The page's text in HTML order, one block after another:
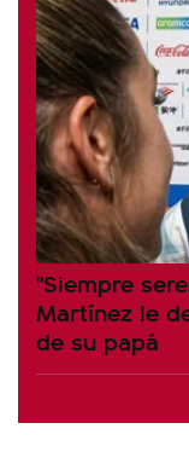
"Siempre
Martínez le
de su papá